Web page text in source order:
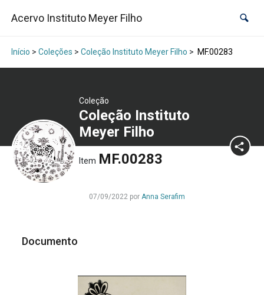
Acervo Instituto Meyer Filho
Início > Coleções > Coleção Instituto Meyer Filho > MF.00283
Coleção
Coleção Instituto
Meyer Filho
Item MF.00283
07/09/2022 por Anna Serafim
Documento